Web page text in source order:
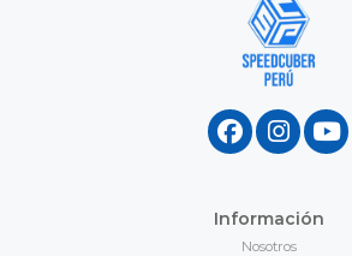
Información
Nosotros